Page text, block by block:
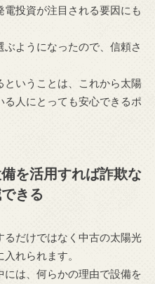
投資が注目される要因にも
ようになったので、信頼さ
いうことは、これから太陽
人にとっても安心できるポ
を活用すれば詐欺な
きる
だけではなく中古の太陽光
れられます。
は、何らかの理由で設備を